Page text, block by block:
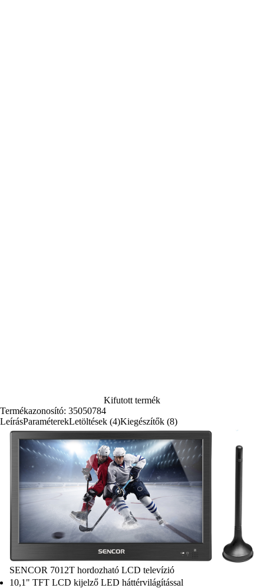
Kifutott termék
Termékazonosító: 35050784
LeírásParaméterekLetöltések (4)Kiegészítők (8)
SENCOR 7012T hordozható LCD televízió
10,1" TFT LCD kijelző LED háttérvilágítással